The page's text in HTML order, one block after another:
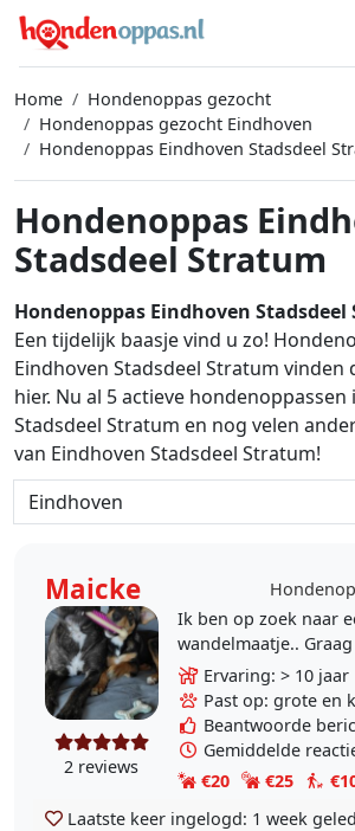
Home
Hondenoppas gezocht
Hondenoppas gezocht Eindhoven
Hondenoppas Eindhoven Stadsdeel
Hondenoppas
Stadsdeel Stratum
Hondenoppas Eindhoven
Een tijdelijk baasje vind u zo!
Eindhoven Stadsdeel Stratum vinden
hier. Nu al 5 actieve hondenoppassen
Stadsdeel Stratum en nog velen
van Eindhoven Stadsdeel Stratum!
Maicke
2 reviews
Ik ben op zoek naar
wandelmaatje..
hond mee uit
het park of pas ik op
vakanties of wanneer
Ervaring: > 10 jaar
Past op: grote en
Beantwoorde
Gemiddelde
€20
€25
Laatste keer ingelogd: 1 week